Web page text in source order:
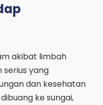
akibat limbah
serius yang
dan kesehatan
ke sungai,